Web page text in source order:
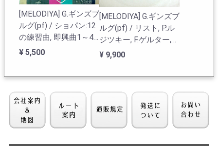
[MELODIYA] G.ギンズブ
ルグ(pf) / ショパン:12
の練習曲, 即興曲1～4
番
¥ 5,500
[MELODIYA] G.ギンズブ
ルグ(pf) / リスト, P.ル
ジツキー, F.ゲルター,
ロッシーニ, グノー
¥ 9,900